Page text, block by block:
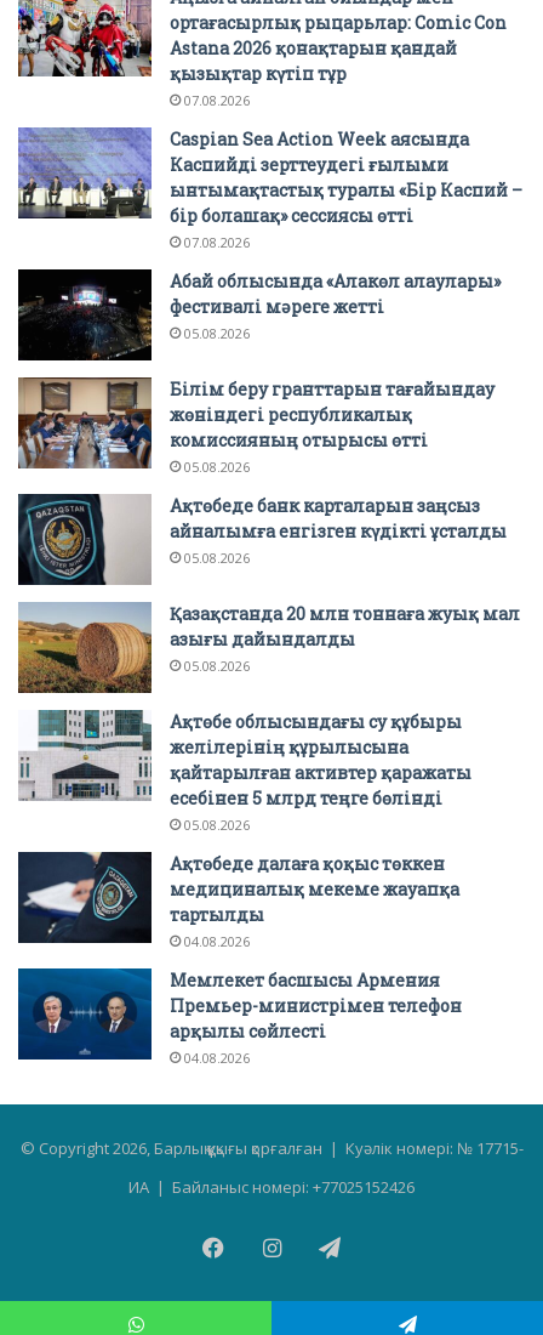
ортағасырлық рыцарьлар: Comic Con
Astana 2026 қонақтарын қандай
қызықтар күтіп тұр
07.08.2026
Caspian Sea Action Week аясында
Каспийді зерттеудегі ғылыми
ынтымақтастық туралы «Бір Каспий –
бір болашақ» сессиясы өтті
07.08.2026
Абай облысында «Алакөл алаулары»
фестивалі мәреге жетті
05.08.2026
Білім беру гранттарын тағайындау
жөніндегі республикалық
комиссияның отырысы өтті
05.08.2026
Ақтөбеде банк карталарын заңсыз
айналымға енгізген күдікті ұсталды
05.08.2026
Қазақстанда 20 млн тоннаға жуық мал
азығы дайындалды
05.08.2026
Ақтөбе облысындағы су құбыры
желілерінің құрылысына
қайтарылған активтер қаражаты
есебінен 5 млрд теңге бөлінді
05.08.2026
Ақтөбеде далаға қоқыс төккен
медициналық мекеме жауапқа
тартылды
04.08.2026
Мемлекет басшысы Армения
Премьер-министрімен телефон
арқылы сөйлесті
04.08.2026
© Copyright 2026, Барлық құқығы қорғалған | Куәлік номері: № 17715-
ИА | Байланыс номері: +77025152426
FacebookInstagramTelegram